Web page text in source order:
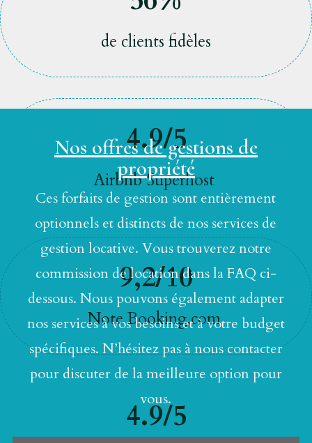
de clients fidèles
4.9/5
Airbnb Superhost
9,2/10
Note Booking.com
4.9/5
Nos offres de gestions de
propriété
Ces forfaits de gestion sont entièrement
optionnels et distincts de nos services de
gestion locative. Vous trouverez notre
commission de location dans la FAQ ci-
dessous. Nous pouvons également adapter
nos services à vos besoins et à votre budget
spécifiques. N’hésitez pas à nous contacter
pour discuter de la meilleure option pour
vous.